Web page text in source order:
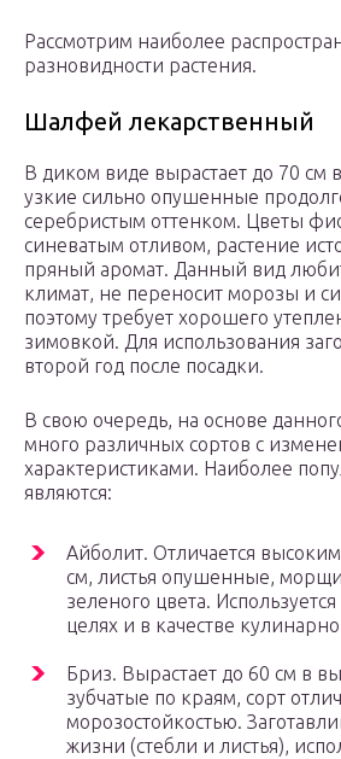
Рассмотрим наиболее
разновидности растения.
Шалфей лекарственный
В диком виде вырастает до 70 см
узкие сильно опушенные
серебристым оттенком. Цветы
синеватым отливом, растение
пряный аромат. Данный вид
климат, не переносит морозы и
поэтому требует хорошего
зимовкой. Для использования
второй год после посадки.
В свою очередь, на основе
много различных сортов с
характеристиками. Наиболее
являются:
Айболит. Отличается
см, листья опушенные,
зеленого цвета.
целях и в качестве
Бриз. Вырастает до 60 см в
зубчатые по краям, сорт
морозостойкостью.
жизни (стебли и листья),